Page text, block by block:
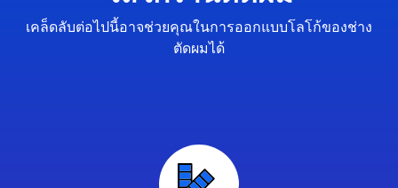
เคล็ดลับต่อไปนี้อาจช่วยคุณในการออกแบบโลโก้ของช่าง
ตัดผมได้